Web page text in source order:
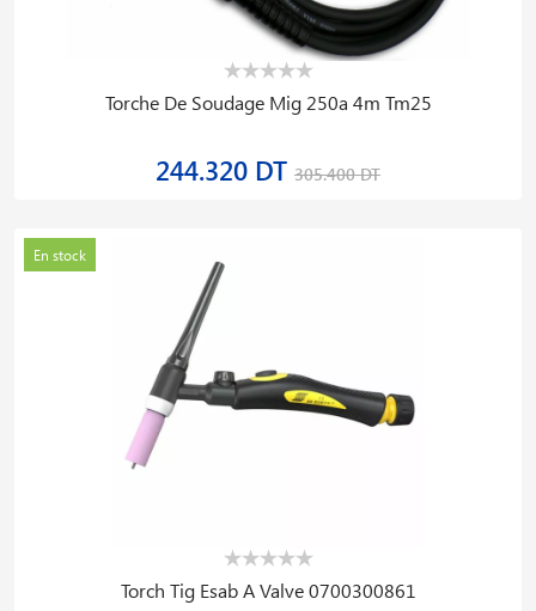
Torche De Soudage Mig 250a 4m Tm25
244.320 DT 305.400 DT
En stock
Torch Tig Esab A Valve 0700300861